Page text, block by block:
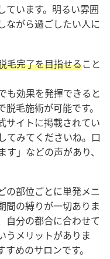
ています。明るい雰囲
ながら過ごしたい人に
毛完了を目指せること
も効果を発揮できると
毛施術が可能です。
サイトに掲載されてい
てみてくださいね。口
」などの声があり、
の部位ごとに単発メニ
間の縛りが一切ありま
自分の都合に合わせて
うメリットがありま
めのサロンです。